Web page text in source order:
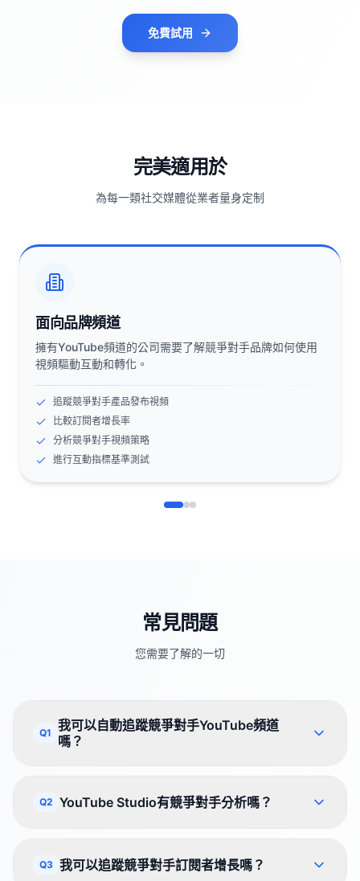
免費試用
完美適用於
為每一類社交媒體從業者量身定制
面向品牌頻道
擁有YouTube頻道的公司需要了解競爭對手品牌如何使用
視頻驅動互動和轉化。
追蹤競爭對手產品發布視頻
比較訂閱者增長率
分析競爭對手視頻策略
進行互動指標基準測試
常見問題
您需要了解的一切
Q1 我可以自動追蹤競爭對手YouTube頻道
嗎？
Q2 YouTube Studio有競爭對手分析嗎？
Q3 我可以追蹤競爭對手訂閱者增長嗎？